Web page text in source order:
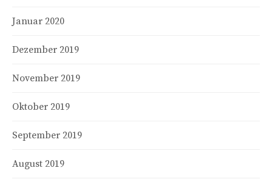
Januar 2020
Dezember 2019
November 2019
Oktober 2019
September 2019
August 2019